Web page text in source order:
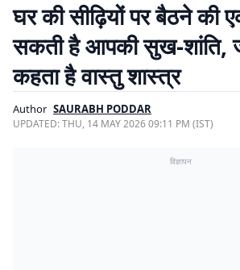
घर की सीढ़ियों पर बैठने की
सकती है आपकी सुख-शांति,
कहता है वास्तु शास्त्र
Author SAURABH PODDAR
UPDATED:THU, 14 MAY 2026 09:11 PM (IST)
विज्ञापन